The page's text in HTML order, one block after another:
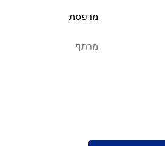
מרפסת
מרתף